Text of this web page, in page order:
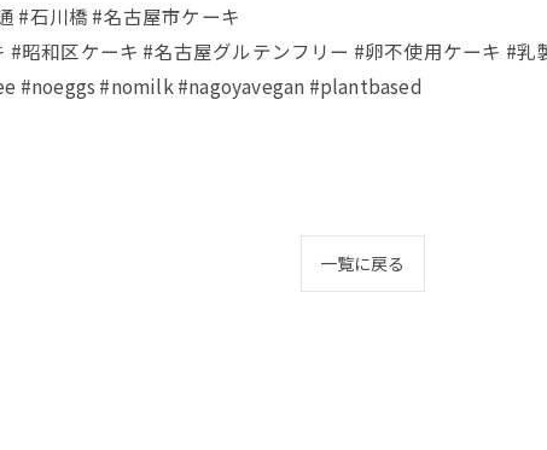
#石川橋 #名古屋市ケーキ
#昭和区ケーキ #名古屋グルテンフリー #卵不使用ケーキ #
#noeggs #nomilk #nagoyavegan #plantbased
一覧に戻る